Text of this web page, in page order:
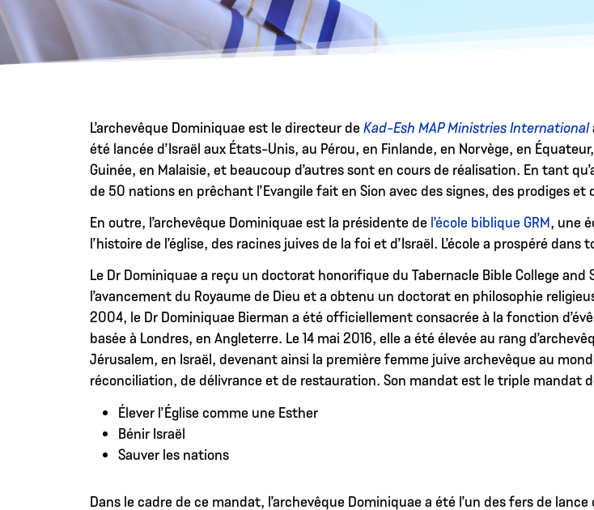
L’archevêque Dominiquae est le directeur deKad-Esh MAP Ministries International
été lancée d’Israël aux États-Unis, au Pérou, en Finlande, en Norvège, en
Guinée, en Malaisie, et beaucoup d’autres sont en cours de réalisation. En tant
de 50 nations en prêchant l’Evangile fait en Sion avec des signes, des prodiges et
En outre, l’archevêque Dominiquae est la présidente de l’école biblique GRM , une
l’histoire de l’église, des racines juives de la foi et d’Israël. L’école a prospéré
Le Dr Dominiquae a reçu un doctorat honorifique du Tabernacle Bible College and
l’avancement du Royaume de Dieu et a obtenu un doctorat en philosophie
2004, le Dr Dominiquae Bierman a été officiellement consacrée à la fonction
basée à Londres, en Angleterre. Le 14 mai 2016, elle a été élevée au rang
Jérusalem, en Israël, devenant ainsi la première femme juive archevêque au
réconciliation, de délivrance et de restauration. Son mandat est le triple mandat
Élever l’Église comme une Esther
Bénir Israël
Sauver les nations
Dans le cadre de ce mandat, l’archevêque Dominiquae a été l’un des fers de